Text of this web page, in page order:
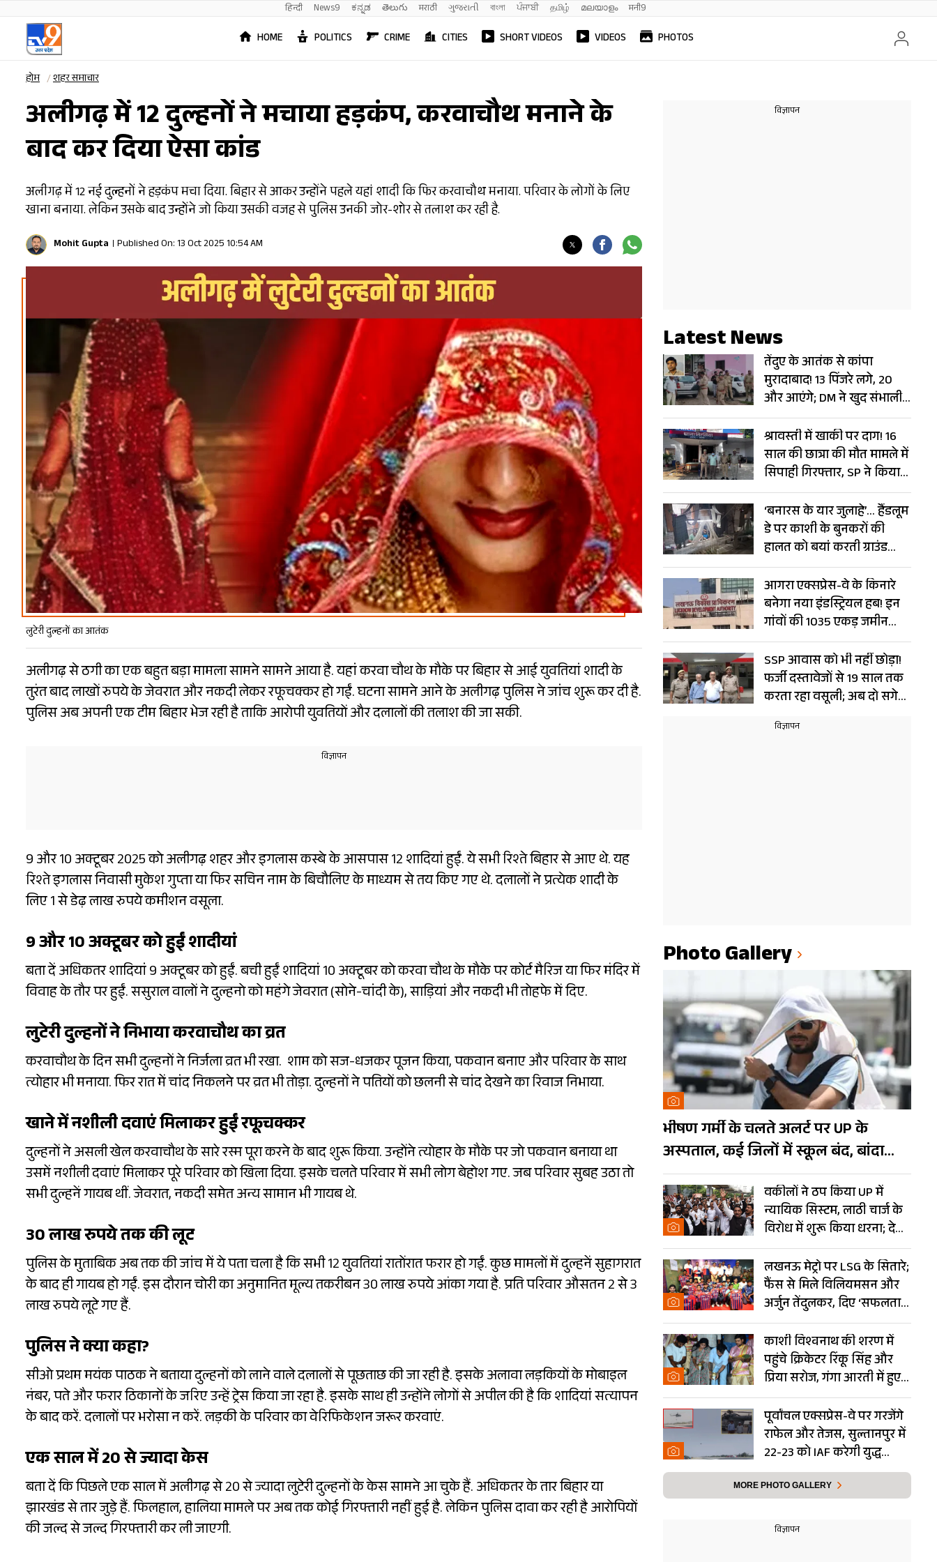
हिन्दी News9 ಕನ್ನಡ తెలుగు मराठी ગુજરાતી বাংলা ਪੰਜਾਬੀ தமிழ் മലയാളം मनी9
HOME POLITICS CRIME CITIES SHORT VIDEOS VIDEOS PHOTOS
होम शहर समाचार
अलीगढ़ में 12 दुल्हनों ने मचाया हड़कंप, करवाचौथ मनाने के
बाद कर दिया ऐसा कांड
अलीगढ़ में 12 नई दुल्हनों ने हड़कंप मचा दिया. बिहार से आकर उन्होंने पहले यहां शादी कि फिर करवाचौथ मनाया. परिवार के लोगों के लिए
खाना बनाया. लेकिन उसके बाद उन्होंने जो किया उसकी वजह से पुलिस उनकी जोर-शोर से तलाश कर रही है.
Mohit Gupta Published On: 13 Oct 2025 10:54 AM
लुटेरी दुल्हनों का आतंक
अलीगढ़ से ठगी का एक बहुत बड़ा मामला सामने सामने आया है. यहां करवा चौथ के मौके पर बिहार से आई युवतियां शादी के
तुरंत बाद लाखों रुपये के जेवरात और नकदी लेकर रफूचक्कर हो गईं. घटना सामने आने के अलीगढ़ पुलिस ने जांच शुरू कर दी है.
पुलिस अब अपनी एक टीम बिहार भेज रही है ताकि आरोपी युवतियों और दलालों की तलाश की जा सकी.
9 और 10 अक्टूबर 2025 को अलीगढ़ शहर और इगलास कस्बे के आसपास 12 शादियां हुईं. ये सभी रिश्ते बिहार से आए थे. यह
रिश्ते इगलास निवासी मुकेश गुप्ता या फिर सचिन नाम के बिचौलिए के माध्यम से तय किए गए थे. दलालों ने प्रत्येक शादी के
लिए 1 से डेढ़ लाख रुपये कमीशन वसूला.
9 और 10 अक्टूबर को हुईं शादीयां
बता दें अधिकतर शादियां 9 अक्टूबर को हुईं. बची हुईं शादियां 10 अक्टूबर को करवा चौथ के मौके पर कोर्ट मैरिज या फिर मंदिर में
विवाह के तौर पर हुईं. ससुराल वालों ने दुल्हनो को महंगे जेवरात (सोने-चांदी के), साड़ियां और नकदी भी तोहफे में दिए.
लुटेरी दुल्हनों ने निभाया करवाचौथ का व्रत
करवाचौथ के दिन सभी दुल्हनों ने निर्जला व्रत भी रखा. शाम को सज-धजकर पूजन किया, पकवान बनाए और परिवार के साथ
त्योहार भी मनाया. फिर रात में चांद निकलने पर व्रत भी तोड़ा. दुल्हनों ने पतियों को छलनी से चांद देखने का रिवाज निभाया.
खाने में नशीली दवाएं मिलाकर हुईं रफूचक्कर
दुल्हनों ने असली खेल करवाचौथ के सारे रस्म पूरा करने के बाद शुरू किया. उन्होंने त्योहार के मौके पर जो पकवान बनाया था
उसमें नशीली दवाएं मिलाकर पूरे परिवार को खिला दिया. इसके चलते परिवार में सभी लोग बेहोश गए. जब परिवार सुबह उठा तो
सभी दुल्हनें गायब थीं. जेवरात, नकदी समेत अन्य सामान भी गायब थे.
30 लाख रुपये तक की लूट
पुलिस के मुताबिक अब तक की जांच में ये पता चला है कि सभी 12 युवतियां रातोंरात फरार हो गईं. कुछ मामलों में दुल्हनें सुहागरात
के बाद ही गायब हो गईं. इस दौरान चोरी का अनुमानित मूल्य तकरीबन 30 लाख रुपये आंका गया है. प्रति परिवार औसतन 2 से 3
लाख रुपये लूटे गए हैं.
पुलिस ने क्या कहा?
सीओ प्रथम मयंक पाठक ने बताया दुल्हनों को लाने वाले दलालों से पूछताछ की जा रही है. इसके अलावा लड़कियों के मोबाइल
नंबर, पते और फरार ठिकानों के जरिए उन्हें ट्रेस किया जा रहा है. इसके साथ ही उन्होंने लोगों से अपील की है कि शादियां सत्यापन
के बाद करें. दलालों पर भरोसा न करें. लड़की के परिवार का वेरिफिकेशन जरूर करवाएं.
एक साल में 20 से ज्यादा केस
बता दें कि पिछले एक साल में अलीगढ़ से 20 से ज्यादा लुटेरी दुल्हनों के केस सामने आ चुके हैं. अधिकतर के तार बिहार या
झारखंड से तार जुड़े हैं. फिलहाल, हालिया मामले पर अब तक कोई गिरफ्तारी नहीं हुई है. लेकिन पुलिस दावा कर रही है आरोपियों
की जल्द से जल्द गिरफ्तारी कर ली जाएगी.
Latest News
तेंदुए के आतंक से कांपा
मुरादाबाद! 13 पिंजरे लगे, 20
और आएंगे; DM ने खुद संभाली
कमान
श्रावस्ती में खाकी पर दाग! 16
साल की छात्रा की मौत मामले में
सिपाही गिरफ्तार, SP ने किया
सस्पेंड
‘बनारस के यार जुलाहे’… हैंडलूम
डे पर काशी के बुनकरों की
हालत को बयां करती ग्राउंड
रिपोर्ट
आगरा एक्सप्रेस-वे के किनारे
बनेगा नया इंडस्ट्रियल हब! इन
गांवों की 1035 एकड़ जमीन
चिन्हित; LDA का बड़ा दांव
SSP आवास को भी नहीं छोड़ा!
फर्जी दस्तावेजों से 19 साल तक
करता रहा वसूली; अब दो सगे
भाई गिरफ्तार
Photo Gallery
भीषण गर्मी के चलते अलर्ट पर UP के
अस्पताल, कई जिलों में स्कूल बंद, बांदा
दुनिया का तीसरा सबसे गर्म शहर
वकीलों ने ठप किया UP में
न्यायिक सिस्टम, लाठी चार्ज के
विरोध में शुरू किया धरना; देखें
Photos
लखनऊ मेट्रो पर LSG के सितारे;
फैंस से मिले विलियमसन और
अर्जुन तेंदुलकर, दिए ‘सफलता
के मंत्र’- PHOTOS
काशी विश्वनाथ की शरण में
पहुंचे क्रिकेटर रिंकू सिंह और
प्रिया सरोज, गंगा आरती में हुए
शामिल- Photos
पूर्वांचल एक्सप्रेस-वे पर गरजेंगे
राफेल और तेजस, सुल्तानपुर में
22-23 को IAF करेगी युद्ध
अभ्यास
MORE PHOTO GALLERY